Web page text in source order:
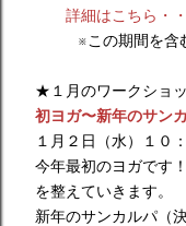
詳細はこちら・
※この期間を含
★１月のワークショ
初ヨガ〜新年のサン
１月２日（水）１０
今年最初のヨガです
を整えていきます。
新年のサンカルパ（